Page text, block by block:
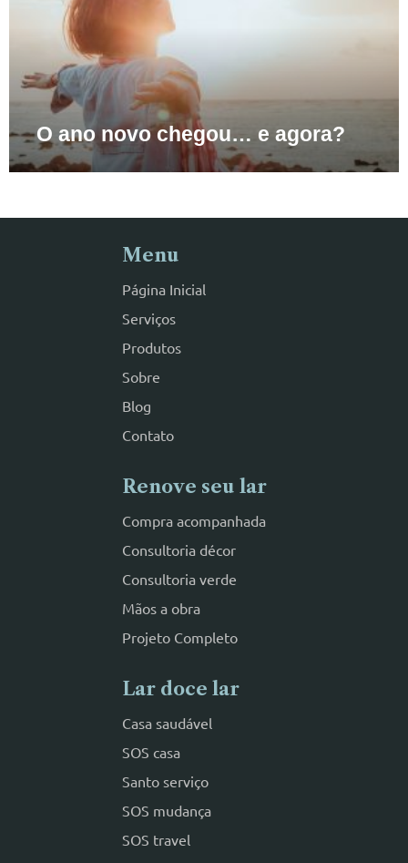
O ano novo chegou… e agora?
Menu
Página Inicial
Serviços
Produtos
Sobre
Blog
Contato
Renove seu lar
Compra acompanhada
Consultoria décor
Consultoria verde
Mãos a obra
Projeto Completo
Lar doce lar
Casa saudável
SOS casa
Santo serviço
SOS mudança
SOS travel